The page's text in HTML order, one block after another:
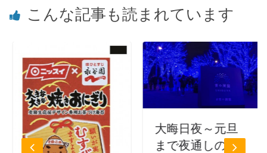
こんな記事も読まれています
大晦日夜～元旦
まで夜通しの